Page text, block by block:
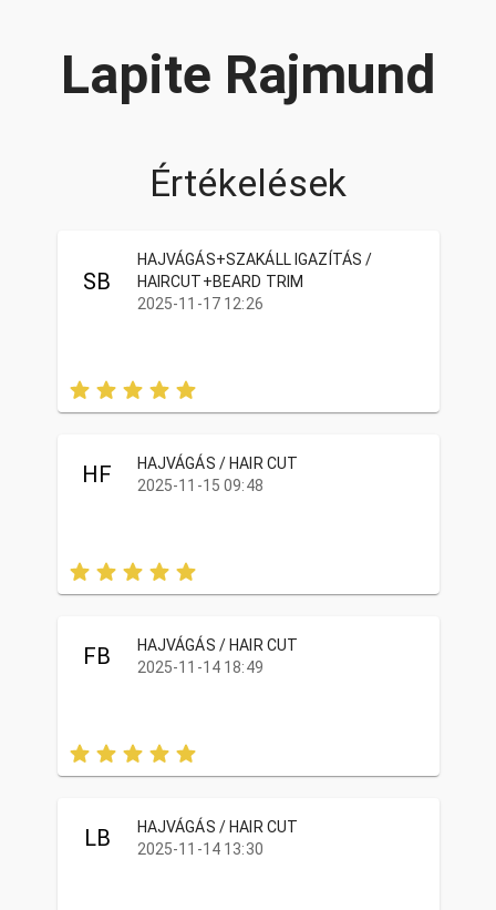
Lapite Rajmund
Értékelések
SB
HAJVÁGÁS+SZAKÁLL IGAZÍTÁS /
HAIRCUT+BEARD TRIM
2025-11-17 12:26
HF
HAJVÁGÁS / HAIR CUT
2025-11-15 09:48
FB
HAJVÁGÁS / HAIR CUT
2025-11-14 18:49
LB
HAJVÁGÁS / HAIR CUT
2025-11-14 13:30